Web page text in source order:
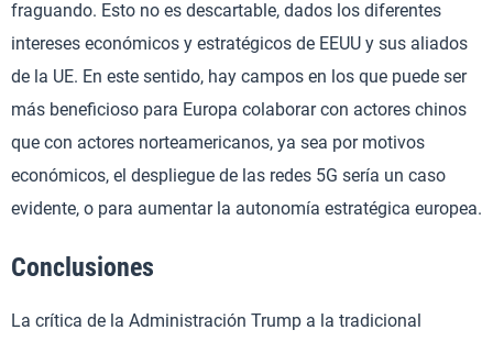
fraguando. Esto no es descartable, dados los diferentes
intereses económicos y estratégicos de EEUU y sus aliados
de la UE. En este sentido, hay campos en los que puede ser
más beneficioso para Europa colaborar con actores chinos
que con actores norteamericanos, ya sea por motivos
económicos, el despliegue de las redes 5G sería un caso
evidente, o para aumentar la autonomía estratégica europea.
Conclusiones
La crítica de la Administración Trump a la tradicional